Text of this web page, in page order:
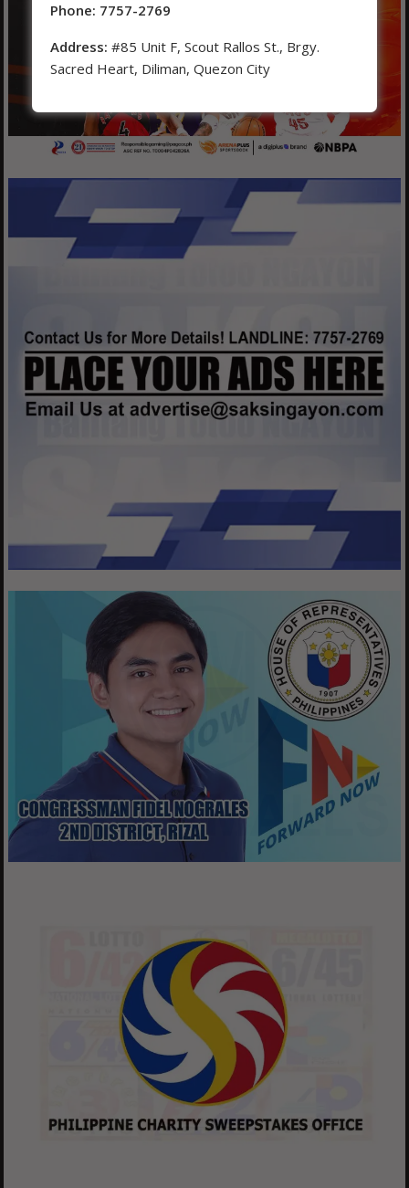
Phone: 7757-2769
Address: #85 Unit F, Scout Rallos St., Brgy.
Sacred Heart, Diliman, Quezon City